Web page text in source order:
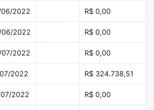
2022 R$ 0,00
06/2022 R$ 0,00
2022 R$ 0,00
2022 R$ 324.738,51
2022 R$ 0,00